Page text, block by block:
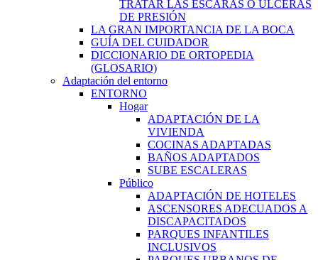
TRATAR LAS ESCARAS O ÚLCERAS
DE PRESIÓN
LA GRAN IMPORTANCIA DE LA BOCA
GUÍA DEL CUIDADOR
DICCIONARIO DE ORTOPEDIA
(GLOSARIO)
Adaptación del entorno
ENTORNO
Hogar
ADAPTACIÓN DE LA
VIVIENDA
COCINAS ADAPTADAS
BAÑOS ADAPTADOS
SUBE ESCALERAS
Público
ADAPTACIÓN DE HOTELES
ASCENSORES ADECUADOS A
DISCAPACITADOS
PARQUES INFANTILES
INCLUSIVOS